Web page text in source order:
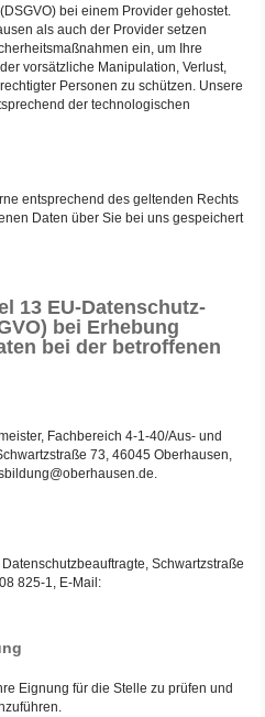
bei einem Provider gehostet.
als auch der Provider setzen
ein, um Ihre
vorsätzliche Manipulation, Verlust,
Personen zu schützen. Unsere
der technologischen
entsprechend des geltenden Rechts
Daten über Sie bei uns gespeichert
13 EU-Datenschutz-
bei Erhebung
bei der betroffenen
Fachbereich 4-1-40/Aus- und
73, 46045 Oberhausen,
Schwartzstraße
825-1, E-Mail:
Eignung für die Stelle zu prüfen und